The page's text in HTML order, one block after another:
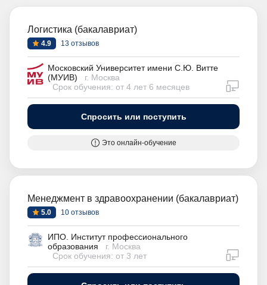
Логистика (бакалавриат)
4.9 13 отзывов
Московский Университет имени С.Ю. Витте
(МУИВ)
г. Москва
Срок обучения: от 4 лет 6 месяцев
Спросить или поступить
Это онлайн-обучение
Менеджмент в здравоохранении (бакалавриат)
5.0 10 отзывов
ИПО. Институт профессионального
образования
г. Москва
Срок обучения: от 3 лет